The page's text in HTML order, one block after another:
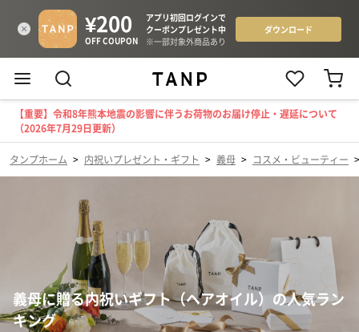
【重要】令和8年熊本地震の影響に伴うお荷物のお届け停止・遅延について
（2026年7月29日更新）
タンプホーム > 内祝いプレゼント・ギフト > 義母 > コスメ・ビューティー
義母に贈る内祝いギフト（ヘアオイル）の人気ラン
キング